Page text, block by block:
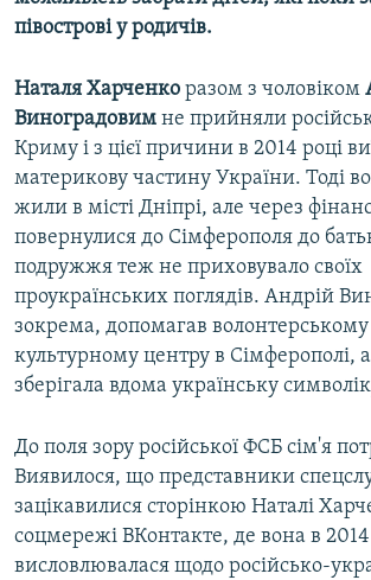
півострові у родичів.
Наталя Харченко разом з чоловіком
Виноградовим не прийняли
Криму і з цієї причини в 2014 році
материкову частину України. Тоді
жили в місті Дніпрі, але через
повернулися до Сімферополя до
подружжя теж не приховувало своїх
проукраїнських поглядів. Андрій
зокрема, допомагав
культурному центру в Сімферополі,
зберігала вдома українську
До поля зору російської ФСБ сім'я
Виявилося, що представники
зацікавилися сторінкою Наталі
соцмережі ВКонтакте, де вона в
висловлювалася щодо російсько-